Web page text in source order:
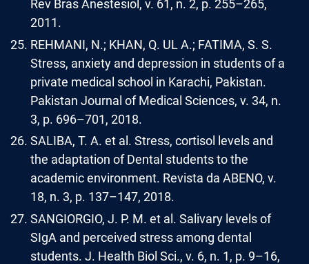
Rev Bras Anestesiol, v. 61, n. 2, p. 255–265,
2011.
REHMANI, N.; KHAN, Q. UL A.; FATIMA, S. S.
Stress, anxiety and depression in students of a
private medical school in Karachi, Pakistan.
Pakistan Journal of Medical Sciences, v. 34, n.
3, p. 696–701, 2018.
SALIBA, T. A. et al. Stress, cortisol levels and
the adaptation of Dental students to the
academic environment. Revista da ABENO, v.
18, n. 3, p. 137–147, 2018.
SANGIORGIO, J. P. M. et al. Salivary levels of
SIgA and perceived stress among dental
students. J. Health Biol Sci., v. 6, n. 1, p. 9–16,